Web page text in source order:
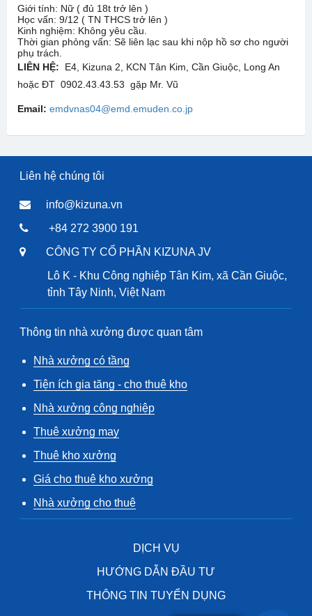
Giới tính: Nữ ( đủ 18t trở lên )
Học vấn: 9/12 ( TN THCS trở lên )
Kinh nghiệm: Không yêu cầu.
Thời gian phỏng vấn: Sẽ liên lạc sau khi nộp hồ sơ cho người
phụ trách.
LIÊN HỆ:
E4, Kizuna 2, KCN Tân Kim, Cần Giuộc, Long An
hoặc ĐT 0902.43.43.53 gặp Mr. Vũ
Email: emdvnas04@emd.emuden.co.jp
Liên hệ chúng tôi
info@kizuna.vn
+84 272 3900 191
CÔNG TY CỔ PHẦN KIZUNA JV
Lô K - Khu Công nghiệp Tân Kim, xã Cần Giuộc,
tỉnh Tây Ninh, Việt Nam
Thông tin nhà xưởng được quan tâm
Nhà xưởng có tầng
Tiện ích gia tăng - cho thuê kho
Nhà xưởng công nghiệp
Thuê xưởng may
Thuê kho xưởng
Giá cho thuê kho xưởng
Nhà xưởng cho thuê
DỊCH VỤ
HƯỚNG DẪN ĐẦU TƯ
THÔNG TIN TUYỂN DỤNG